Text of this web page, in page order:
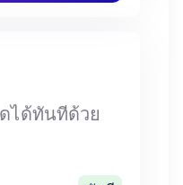
ได้ทันทีด้วย